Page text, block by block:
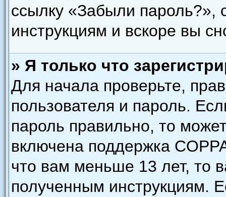
ссылку «Забыли пароль?»,
инструкциям и вскоре вы
» Я только что
Для начала проверьте,
пользователя и пароль.
пароль правильно, то
включена поддержка
что вам меньше 13 лет, то
полученным инструкциям.